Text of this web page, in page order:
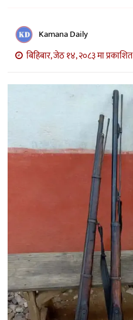
बाणिज्य
भिडियो
सिफारिस
Kamana Daily
बिहिबार, जेठ १४, २०८३ मा प्रकाशित